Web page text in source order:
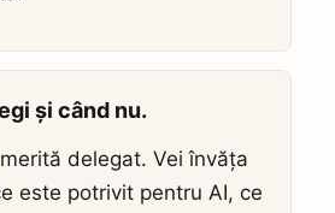
și când nu.
delegat. Vei învăța
este potrivit pentru AI, ce